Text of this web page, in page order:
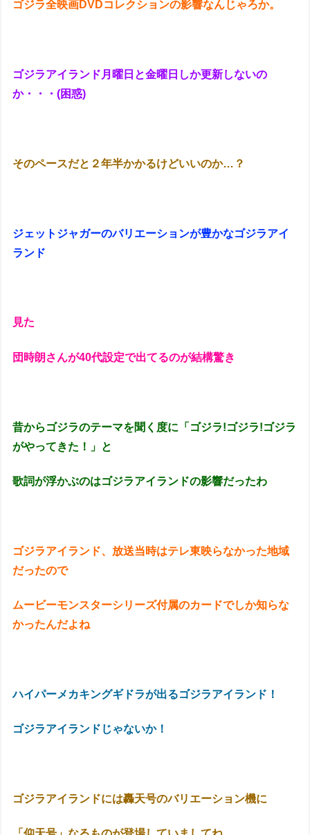
ゴジラ全映画DVDコレクションの影響なんじゃろか。
ゴジラアイランド月曜日と金曜日しか更新しないの
か・・・(困惑)
そのペースだと２年半かかるけどいいのか…？
ジェットジャガーのバリエーションが豊かなゴジラアイ
ランド
見た
団時朗さんが40代設定で出てるのが結構驚き
昔からゴジラのテーマを聞く度に「ゴジラ!ゴジラ!ゴジラ
がやってきた！」と
歌詞が浮かぶのはゴジラアイランドの影響だったわ
ゴジラアイランド、放送当時はテレ東映らなかった地域
だったので
ムービーモンスターシリーズ付属のカードでしか知らな
かったんだよね
ハイパーメカキングギドラが出るゴジラアイランド！
ゴジラアイランドじゃないか！
ゴジラアイランドには轟天号のバリエーション機に